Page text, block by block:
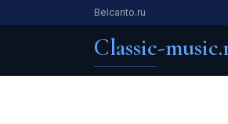
Belcanto.ru
Classic-